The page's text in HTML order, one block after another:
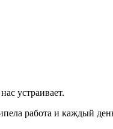
устраивает.
работа и каждый